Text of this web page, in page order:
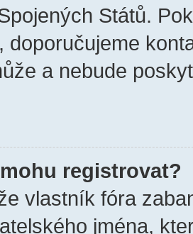
Států.
doporučujeme
a nebude
registrovat?
vlastník fóra
jména,